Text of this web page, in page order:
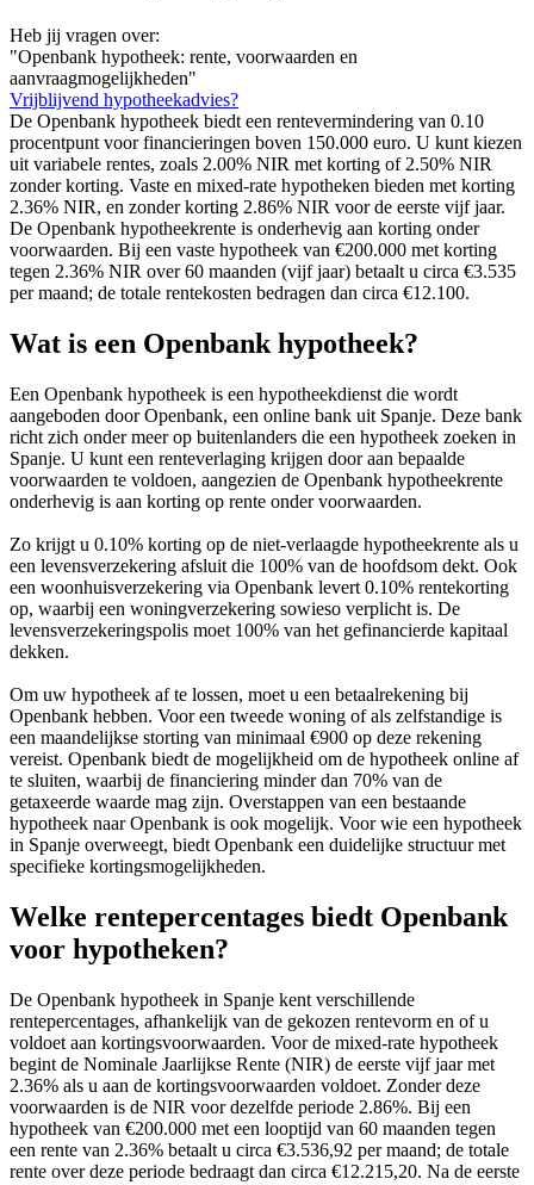
Heb jij vragen over:
"Openbank hypotheek: rente, voorwaarden en
aanvraagmogelijkheden"
Vrijblijvend hypotheekadvies?
De Openbank hypotheek biedt een rentevermindering van 0.10
procentpunt voor financieringen boven 150.000 euro. U kunt kiezen
uit variabele rentes, zoals 2.00% NIR met korting of 2.50% NIR
zonder korting. Vaste en mixed-rate hypotheken bieden met korting
2.36% NIR, en zonder korting 2.86% NIR voor de eerste vijf jaar.
De Openbank hypotheekrente is onderhevig aan korting onder
voorwaarden. Bij een vaste hypotheek van €200.000 met korting
tegen 2.36% NIR over 60 maanden (vijf jaar) betaalt u circa €3.535
per maand; de totale rentekosten bedragen dan circa €12.100.
Wat is een Openbank hypotheek?
Een Openbank hypotheek is een hypotheekdienst die wordt
aangeboden door Openbank, een online bank uit Spanje. Deze bank
richt zich onder meer op buitenlanders die een hypotheek zoeken in
Spanje. U kunt een renteverlaging krijgen door aan bepaalde
voorwaarden te voldoen, aangezien de Openbank hypotheekrente
onderhevig is aan korting op rente onder voorwaarden.
Zo krijgt u 0.10% korting op de niet-verlaagde hypotheekrente als u
een levensverzekering afsluit die 100% van de hoofdsom dekt. Ook
een woonhuisverzekering via Openbank levert 0.10% rentekorting
op, waarbij een woningverzekering sowieso verplicht is. De
levensverzekeringspolis moet 100% van het gefinancierde kapitaal
dekken.
Om uw hypotheek af te lossen, moet u een betaalrekening bij
Openbank hebben. Voor een tweede woning of als zelfstandige is
een maandelijkse storting van minimaal €900 op deze rekening
vereist. Openbank biedt de mogelijkheid om de hypotheek online af
te sluiten, waarbij de financiering minder dan 70% van de
getaxeerde waarde mag zijn. Overstappen van een bestaande
hypotheek naar Openbank is ook mogelijk. Voor wie een hypotheek
in Spanje overweegt, biedt Openbank een duidelijke structuur met
specifieke kortingsmogelijkheden.
Welke rentepercentages biedt Openbank
voor hypotheken?
De Openbank hypotheek in Spanje kent verschillende
rentepercentages, afhankelijk van de gekozen rentevorm en of u
voldoet aan kortingsvoorwaarden. Voor de mixed-rate hypotheek
begint de Nominale Jaarlijkse Rente (NIR) de eerste vijf jaar met
2.36% als u aan de kortingsvoorwaarden voldoet. Zonder deze
voorwaarden is de NIR voor dezelfde periode 2.86%. Bij een
hypotheek van €200.000 met een looptijd van 60 maanden tegen
een rente van 2.36% betaalt u circa €3.536,92 per maand; de totale
rente over deze periode bedraagt dan circa €12.215,20. Na de eerste